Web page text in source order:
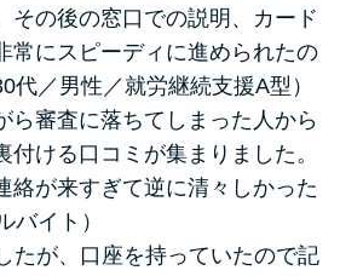
その後の窓口での説明、カード
常にスピーディに進められたの
代／男性／就労継続支援A型）
ら審査に落ちてしまった人から
付ける口コミが集まりました。
絡が来すぎて逆に清々しかった
バイト）
たが、口座を持っていたので記